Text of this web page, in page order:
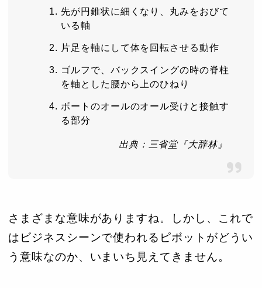
先が円錐状に細くなり、丸みをおびて
いる軸
片足を軸にして体を回転させる動作
ゴルフで、バックスイングの時の脊柱
を軸とした腰から上のひねり
ボートのオールのオール受けと接触す
る部分
出典：三省堂『大辞林』
さまざまな意味がありますね。しかし、これで
はビジネスシーンで使われるピボットがどうい
う意味なのか、いまいち見えてきません。